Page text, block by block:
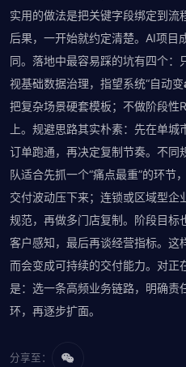
实用的做法是把关键字段绑定到流
后果，一开始就约定清楚。AI项目
同。落地中最容易踩的坑有四个：
视基础数据治理，指望系统“自动变
把复杂场景硬套模板；不做阶段性
上。规避思路其实朴素：先在单
订单跑通，再决定复制节奏。不同
队适合先抓一个“痛点最重”的环节
交付波动压下来；连锁或区域型
规范，再做多门店复制。阶段目标
客户感知，最后再谈经营指标。这
而会变成可持续的交付能力。对正
是：选一条高频业务链路，明确责
环，再逐步扩面。
分享至：